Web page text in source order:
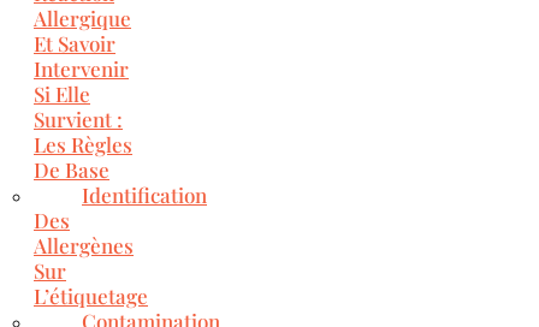
Allergique
Et Savoir
Intervenir
Si Elle
Survient :
Les Règles
De Base
Identification
Des
Allergènes
Sur
L’étiquetage
Contamination